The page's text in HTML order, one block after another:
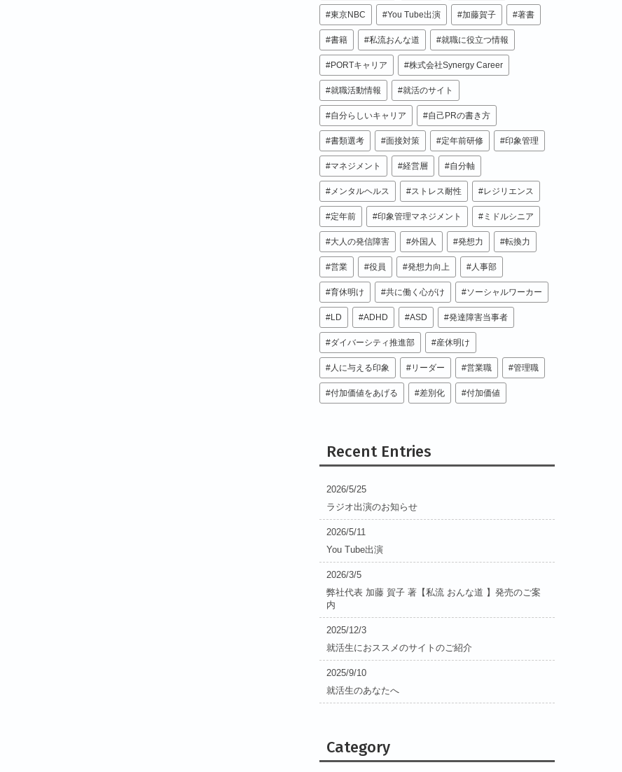
東京NBC You Tube出演 加藤賀子 著書
書籍 私流おんな道 就職に役立つ情報
PORTキャリア 株式会社Synergy Career
就職活動情報 就活のサイト
自分らしいキャリア 自己PRの書き方
書類選考 面接対策 定年前研修 印象管理
マネジメント 経営層 自分軸
メンタルヘルス ストレス耐性 レジリエンス
定年前 印象管理マネジメント ミドルシニア
大人の発信障害 外国人 発想力 転換力
営業 役員 発想力向上 人事部
育休明け 共に働く心がけ ソーシャルワーカー
LD ADHD ASD 発達障害当事者
ダイバーシティ推進部 産休明け
人に与える印象 リーダー 営業職 管理職
付加価値をあげる 差別化 付加価値
Recent Entries
2026/5/25
ラジオ出演のお知らせ
2026/5/11
You Tube出演
2026/3/5
弊社代表 加藤 賀子 著【私流 おんな道 】発売のご案
内
2025/12/3
就活生におススメのサイトのご紹介
2025/9/10
就活生のあなたへ
Category